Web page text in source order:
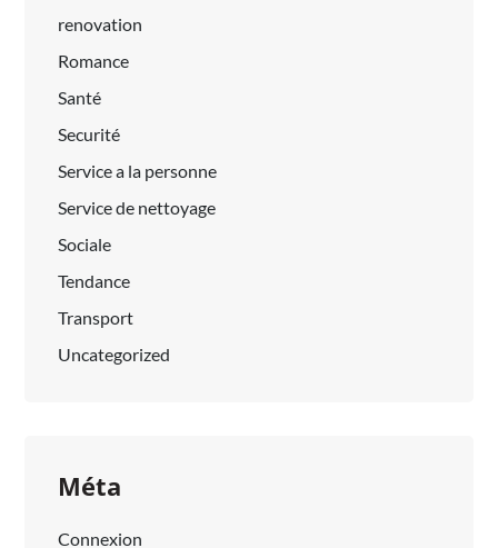
renovation
Romance
Santé
Securité
Service a la personne
Service de nettoyage
Sociale
Tendance
Transport
Uncategorized
Méta
Connexion